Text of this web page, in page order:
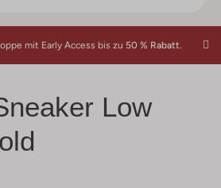
mit Early Access bis zu 50 % Rabatt.
Low